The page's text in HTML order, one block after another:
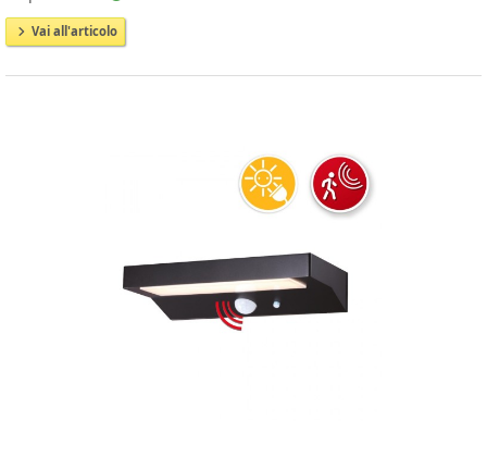
Vai all'articolo